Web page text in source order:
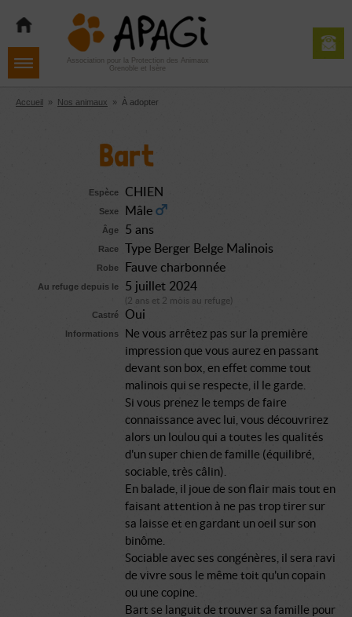
navigation
contenu
Aller
pied
de
Association pour la Protection des Animaux
Grenoble et Isère
Accueil » Nos animaux » À adopter
Bart
Espèce CHIEN
Sexe Mâle
Âge 5 ans
Race Type Berger Belge Malinois
Robe Fauve charbonnée
Au refuge depuis le 5 juillet 2024
(2 ans et 2 mois au refuge)
Castré
Oui
Informations
Ne vous arrêtez pas sur la première
impression que vous aurez en passant
devant son box, en effet comme tout
malinois qui se respecte, il le garde.
Si vous prenez le temps de faire
connaissance avec lui, vous découvrirez
alors un loulou qui a toutes les qualités
d'un super chien de famille (équilibré,
sociable, très câlin).
En balade, il joue de son flair mais tout en
faisant attention à ne pas trop tirer sur
sa laisse et en gardant un oeil sur son
binôme.
Sociable avec ses congénères, il sera ravi
de vivre sous le même toit qu'un copain
ou une copine.
Bart se languit de trouver sa famille pour